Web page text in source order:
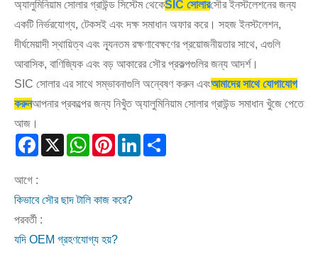
অ্যালুমিনিয়াম সোলার গ্রাউন্ড সিস্টেম থেকেSIC সোলারসৌর ইনস্টলেশনের জন্য
একটি নির্ভরযোগ্য, টেকসই এবং দক্ষ সমাধান অফার করে। সহজ ইনস্টলেশন,
দীর্ঘমেয়াদী স্থায়িত্ব এবং ন্যূনতম রক্ষণাবেক্ষণের প্রয়োজনীয়তার সাথে, এগুলি
আবাসিক, বাণিজ্যিক এবং বড় আকারের সৌর প্রকল্পগুলির জন্য আদর্শ।
SIC সোলার এর সাথে সম্ভাবনাগুলি অন্বেষণ করুন এবংআমাদের সাথে যোগাযোগ
করুনআপনার প্রকল্পের জন্য নিখুঁত অ্যালুমিনিয়াম সোলার গ্রাউন্ড সমাধান খুঁজে পেতে
আজ।
Facebook
X WhatsAppPinterestLinkedIn
আগে :
কিভাবে সৌর ছাদ টালি কাজ করে?
পরবর্তী :
যদি OEM গ্রহণযোগ্য হয়?